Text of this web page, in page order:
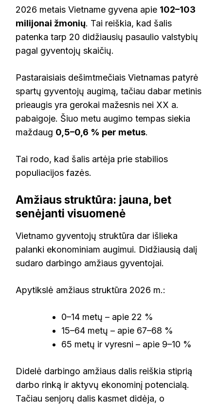
2026 metais Vietname gyvena apie 102–103
milijonai žmonių. Tai reiškia, kad šalis
patenka tarp 20 didžiausių pasaulio valstybių
pagal gyventojų skaičių.
Pastaraisiais dešimtmečiais Vietnamas patyrė
spartų gyventojų augimą, tačiau dabar metinis
prieaugis yra gerokai mažesnis nei XX a.
pabaigoje. Šiuo metu augimo tempas siekia
maždaug 0,5–0,6 % per metus.
Tai rodo, kad šalis artėja prie stabilios
populiacijos fazės.
Amžiaus struktūra: jauna, bet
senėjanti visuomenė
Vietnamo gyventojų struktūra dar išlieka
palanki ekonominiam augimui. Didžiausią dalį
sudaro darbingo amžiaus gyventojai.
Apytikslė amžiaus struktūra 2026 m.:
0–14 metų – apie 22 %
15–64 metų – apie 67–68 %
65 metų ir vyresni – apie 9–10 %
Didelė darbingo amžiaus dalis reiškia stiprią
darbo rinką ir aktyvų ekonominį potencialą.
Tačiau senjorų dalis kasmet didėja, o